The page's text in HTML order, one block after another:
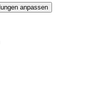
anpassen